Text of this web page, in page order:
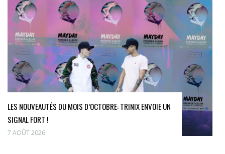
LES NOUVEAUTÉS DU MOIS D’OCTOBRE: TRINIX ENVOIE UN
SIGNAL FORT !
7 AOÛT 2026